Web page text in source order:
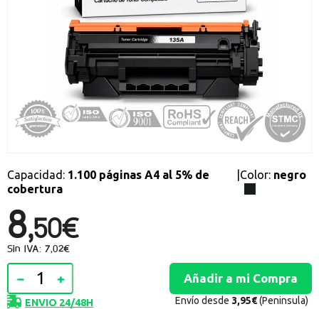
registro distribuidor
Capacidad: 1.100 páginas A4 al 5% de
cobertura
Color: negro
8,50€
Sin IVA: 7,02€
ENVIO 24/48H Envío desde 3,95€(Peninsula)